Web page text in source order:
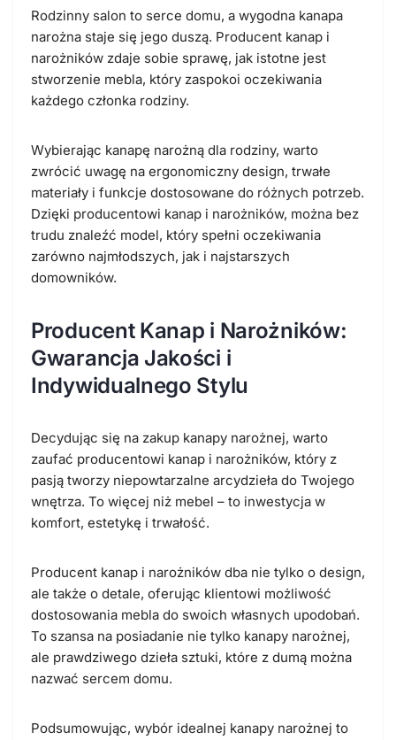
Rodzinny salon to serce domu, a wygodna kanapa
narożna staje się jego duszą. Producent kanap i
narożników zdaje sobie sprawę, jak istotne jest
stworzenie mebla, który zaspokoi oczekiwania
każdego członka rodziny.
Wybierając kanapę narożną dla rodziny, warto
zwrócić uwagę na ergonomiczny design, trwałe
materiały i funkcje dostosowane do różnych potrzeb.
Dzięki producentowi kanap i narożników, można bez
trudu znaleźć model, który spełni oczekiwania
zarówno najmłodszych, jak i najstarszych
domowników.
Producent Kanap i Narożników:
Gwarancja Jakości i
Indywidualnego Stylu
Decydując się na zakup kanapy narożnej, warto
zaufać producentowi kanap i narożników, który z
pasją tworzy niepowtarzalne arcydzieła do Twojego
wnętrza. To więcej niż mebel – to inwestycja w
komfort, estetykę i trwałość.
Producent kanap i narożników dba nie tylko o design,
ale także o detale, oferując klientowi możliwość
dostosowania mebla do swoich własnych upodobań.
To szansa na posiadanie nie tylko kanapy narożnej,
ale prawdziwego dzieła sztuki, które z dumą można
nazwać sercem domu.
Podsumowując, wybór idealnej kanapy narożnej to